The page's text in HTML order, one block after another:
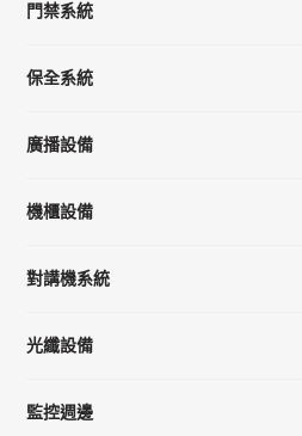
門禁系統
保全系統
廣播設備
機櫃設備
對講機系統
光纖設備
監控週邊